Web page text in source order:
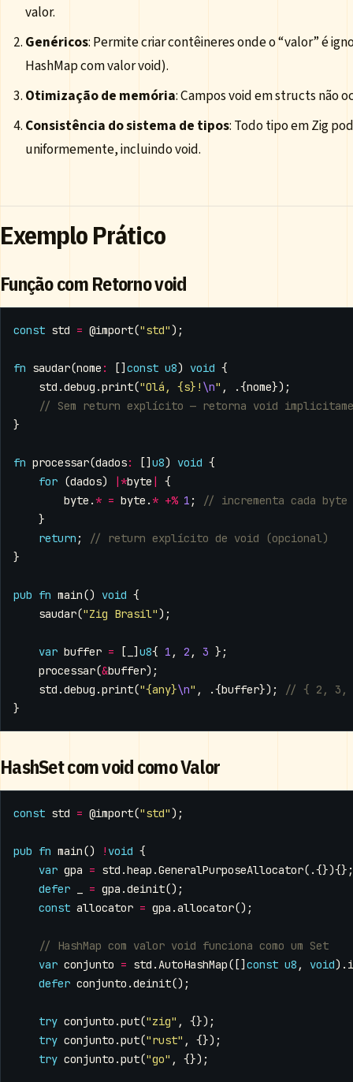
valor.
Genéricos: Permite criar contêineres onde o “valor” é
HashMap com valor void).
Otimização de memória: Campos void em structs não
Consistência do sistema de tipos: Todo tipo em Zig
uniformemente, incluindo void.
Exemplo Prático
Função com Retorno void
const std = @import("std");
fn saudar(nome : [] const u8) void {
std .debug .print("Olá, {s}! \n" , .{nome});
}
fn processar(dados: [] u8) void {
for (dados) |*byte |
{
byte . * = byte . * +% 1 ;
}
return ;
}
pub fn main() void {
saudar("Zig Brasil");
var buffer = [ ] u8{ 1 , 2 , 3 };
processar(&buffer);
std .debug .print("{any}\n" , .{buffer});
}
HashSet com void como Valor
const std = @import("std");
pub fn main() ! void {
var gpa = std .heap .GeneralPurposeAllocator(.{}){};
defer
= gpa .deinit();
const allocator = gpa .allocator();
var conjunto = std .AutoHashMap([] const u8 , void).
defer conjunto .deinit();
try conjunto .put("zig" ,
{});
try conjunto .put("rust" ,
{});
try conjunto .put("go" , {});